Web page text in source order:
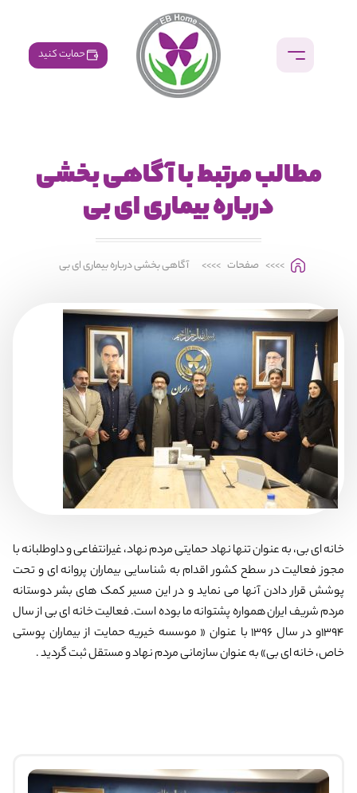
حمایت کنید
مطالب مرتبط با آگاهی بخشی
درباره بیماری ای بی
>>>> صفحات >>>> آگاهی بخشی درباره بیماری ای بی
خانه ای بی، به عنوان تنها نهاد حمایتی مردم نهاد، غیرانتفاعی و داوطلبانه با
مجوز فعالیت در سطح کشور اقدام به شناسایی بیماران پروانه ای و تحت
پوشش قرار دادن آنها می نماید و در این مسیر کمک های بشر دوستانه
مردم شریف ایران همواره پشتوانه ما بوده است. فعالیت خانه ای بی از سال
1394و در سال 1396 با عنوان « موسسه خیریه حمایت از بیماران پوستی
خاص، خانه ای بی» به عنوان سازمانی مردم نهاد و مستقل ثبت گردید .